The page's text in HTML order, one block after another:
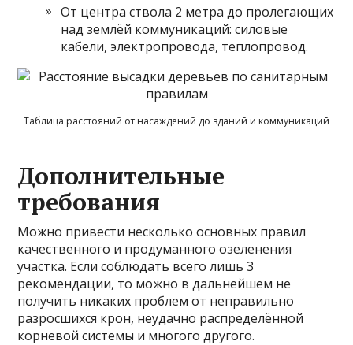
От центра ствола 2 метра до пролегающих
над землёй коммуникаций: силовые
кабели, электропровода, теплопровод.
Таблица расстояний от насаждений до зданий и коммуникаций
Дополнительные
требования
Можно привести несколько основных правил
качественного и продуманного озеленения
участка. Если соблюдать всего лишь 3
рекомендации, то можно в дальнейшем не
получить никаких проблем от неправильно
разросшихся крон, неудачно распределённой
корневой системы и многого другого.